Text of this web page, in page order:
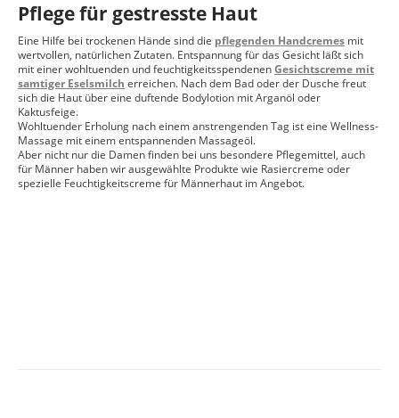
Pflege für gestresste Haut
Eine Hilfe bei trockenen Hände sind die pflegenden Handcremes mit
wertvollen, natürlichen Zutaten. Entspannung für das Gesicht läßt sich
mit einer wohltuenden und feuchtigkeitsspendenenGesichtscreme mit
samtiger Eselsmilch erreichen. Nach dem Bad oder der Dusche freut
sich die Haut über eine duftende Bodylotion mit Arganöl oder
Kaktusfeige.
Wohltuender Erholung nach einem anstrengenden Tag ist eine Wellness-
Massage mit einem entspannenden Massageöl.
Aber nicht nur die Damen finden bei uns besondere Pflegemittel, auch
für Männer haben wir ausgewählte Produkte wie Rasiercreme oder
spezielle Feuchtigkeitscreme für Männerhaut im Angebot.